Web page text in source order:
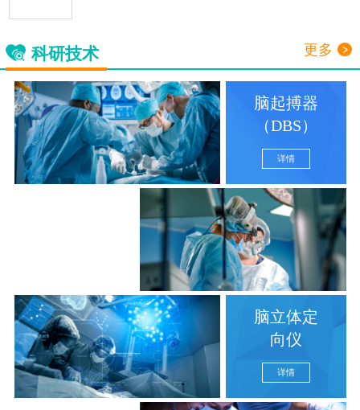
科研技术 更多
脑起搏器
（DBS）
详情
脑立体定
向仪
详情